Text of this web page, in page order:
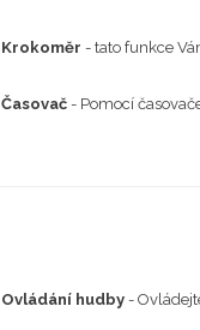
Krokoměr - tato funkce
Časovač - Pomocí
Ovládání hudby -